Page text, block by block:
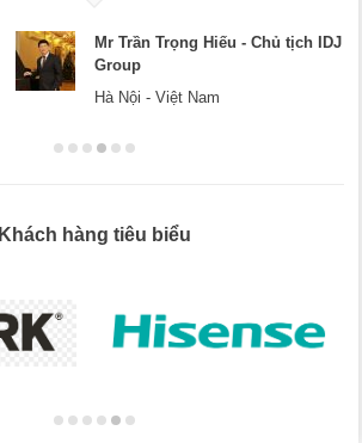
Mr Trần Trọng Hiếu - Chủ tịch IDJ
Group
Hà Nội - Việt Nam
Khách hàng tiêu biểu